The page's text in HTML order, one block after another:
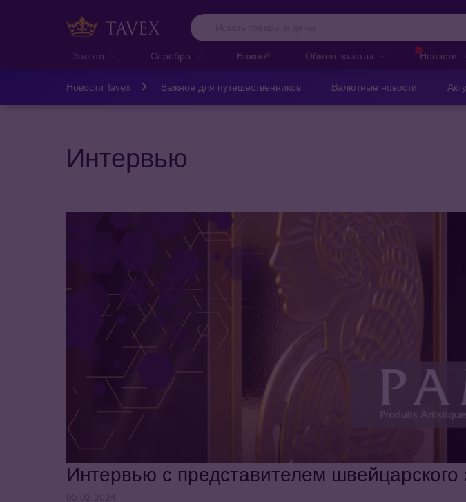
Золото Серебро Важно‼️ Обмен валюты Новости
Новости Tavex Важное для путешественников Валютные новости
Интервью
Интервью с представителем швейцарского